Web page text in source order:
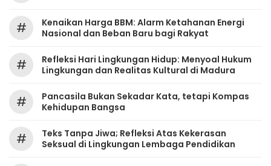
#
Kenaikan Harga BBM: Alarm Ketahanan Energi
Nasional dan Beban Baru bagi Rakyat
#
Refleksi Hari Lingkungan Hidup: Menyoal Hukum
Lingkungan dan Realitas Kultural di Madura
#
Pancasila Bukan Sekadar Kata, tetapi Kompas
Kehidupan Bangsa
#
Teks Tanpa Jiwa; Refleksi Atas Kekerasan
Seksual di Lingkungan Lembaga Pendidikan